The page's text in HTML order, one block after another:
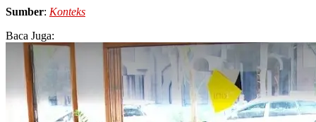
Sumber: Konteks
Baca Juga: